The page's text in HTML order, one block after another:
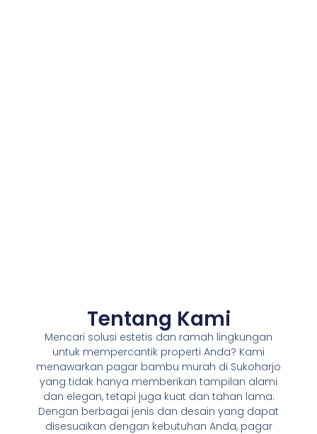
Tentang Kami
Mencari solusi estetis dan ramah lingkungan
untuk mempercantik properti Anda? Kami
menawarkan pagar bambu murah di Sukoharjo
yang tidak hanya memberikan tampilan alami
dan elegan, tetapi juga kuat dan tahan lama.
Dengan berbagai jenis dan desain yang dapat
disesuaikan dengan kebutuhan Anda, pagar